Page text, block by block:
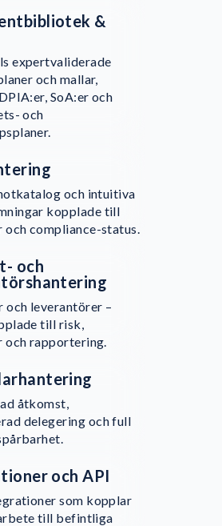
&
expertvaliderade
och mallar,
SoA:er och
och
och intuitiva
kopplade till
compliance-status.
och
och leverantörer –
till risk,
och rapportering.
åtkomst,
delegering och full
och API
som kopplar
till befintliga